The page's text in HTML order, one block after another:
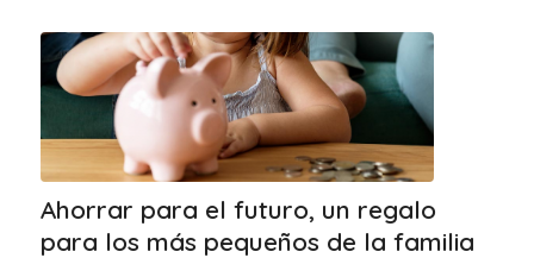
Ahorrar para el futuro, un regalo
para los más pequeños de la familia